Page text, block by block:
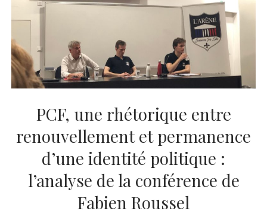
CINÉMA
ÉCONOMIE
MÉDIAS
SANTÉ
instagram
emailemail-
PCF, une rhétorique entre
renouvellement et permanence
d’une identité politique :
l’analyse de la conférence de
Fabien Roussel